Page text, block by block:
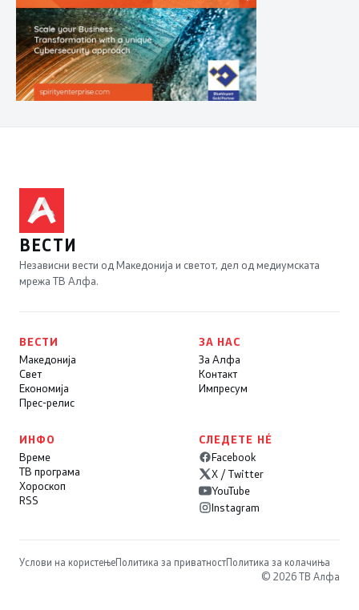
ВЕСТИ
Независни вести од Македонија и светот, дел од медиумската
мрежа ТВ Алфа.
ВЕСТИ
Македонија
Свет
Економија
Прес-релис
ЗА НАС
За Алфа
Контакт
Импресум
ИНФО
Време
ТВ програма
Хороскоп
RSS
СЛЕДЕТЕ НÉ
Facebook
X / Twitter
YouTube
Instagram
Услови на користењеПолитика за приватностПолитика за колачиња
© 2026 ТВ Алфа